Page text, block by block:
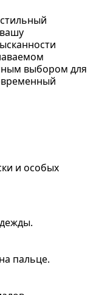
выбором для
и особых
пальце.